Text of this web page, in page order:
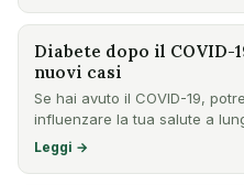
Diabete dopo il COVID-
nuovi casi
Se hai avuto il COVID-19,
influenzare la tua salute a
Leggi →